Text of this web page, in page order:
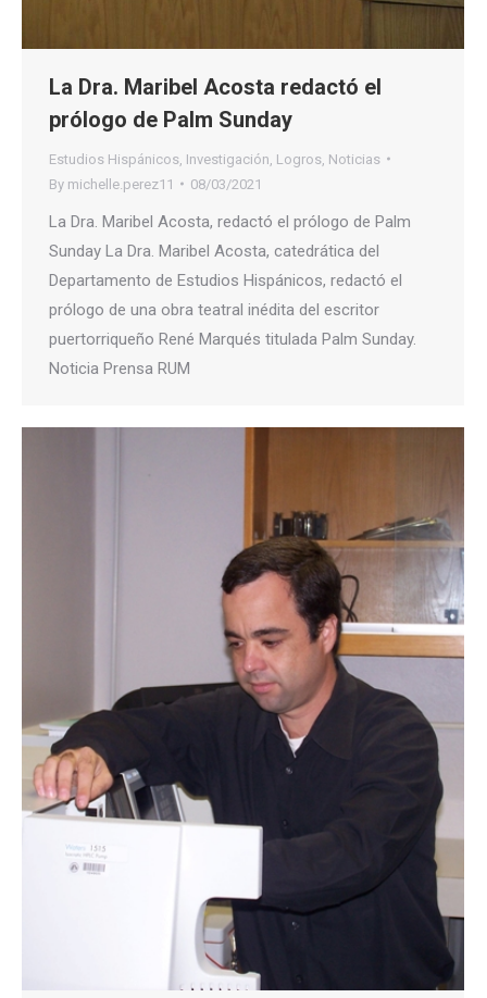
La Dra. Maribel Acosta redactó el
prólogo de Palm Sunday
Estudios Hispánicos Investigación Logros Noticias
By michelle.perez11 08/03/2021
La Dra. Maribel Acosta, redactó el prólogo de Palm
Sunday La Dra. Maribel Acosta, catedrática del
Departamento de Estudios Hispánicos, redactó el
prólogo de una obra teatral inédita del escritor
puertorriqueño René Marqués titulada Palm Sunday.
Noticia Prensa RUM